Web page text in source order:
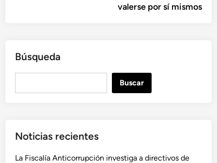
valerse por sí mismos
Búsqueda
r
Buscar
Noticias recientes
La Fiscalía Anticorrupción investiga a directivos de